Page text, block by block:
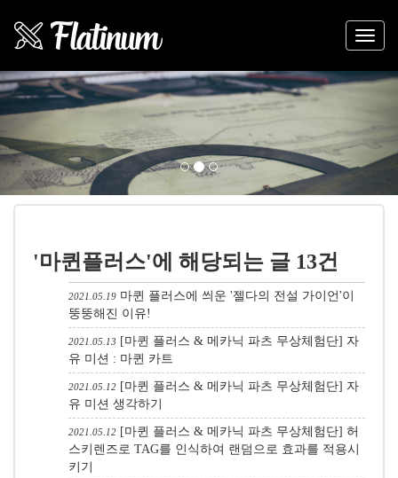
Previous
'마퀸플러스'에 해당되는 글 13건
2021.05.19 마퀸 플러스에 씌운 '젤다의 전설 가이언'이
뚱뚱해진 이유!
2021.05.13 [마퀸 플러스 & 메카닉 파츠 무상체험단] 자
유 미션 : 마퀸 카트
2021.05.12 [마퀸 플러스 & 메카닉 파츠 무상체험단] 자
유 미션 생각하기
2021.05.12 [마퀸 플러스 & 메카닉 파츠 무상체험단] 허
스키렌즈로 TAG를 인식하여 랜덤으로 효과를 적용시
키기